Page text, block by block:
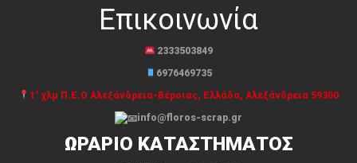
Επικοινωνία
2333503849
6976469735
1° χλμ Π.Ε.Ο Αλεξάνδρεια-Βέροιας, Ελλάδα, Αλεξάνδρεια 59300
info@floros-scrap.gr
ΩΡΑΡΙΟ ΚΑΤΑΣΤΗΜΑΤΟΣ